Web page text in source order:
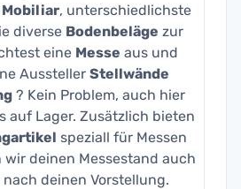
Mobiliar, unterschiedlichste
diverse Bodenbeläge zur
eine Messe aus und
Aussteller Stellwände
? Kein Problem, auch hier
auf Lager. Zusätzlich bieten
speziall für Messen
wir deinen Messestand auch
nach deinen Vorstellung.